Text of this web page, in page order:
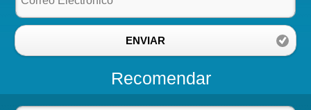
ENVIAR
Recomendar